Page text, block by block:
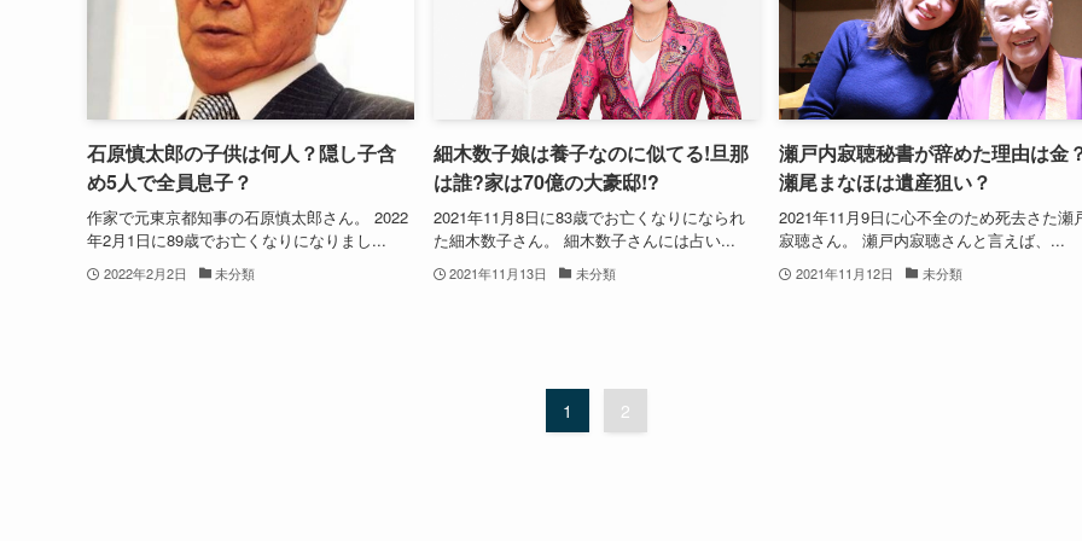
石原慎太郎の子供は何人？隠し子含
め5人で全員息子？
作家で元東京都知事の石原慎太郎さん。 2022
年2月1日に89歳でお亡くなりになりまし...
2022年2月2日 未分類
細木数子娘は養子なのに似てる!旦那
は誰?家は70億の大豪邸!?
2021年11月8日に83歳でお亡くなりになられ
た細木数子さん。 細木数子さんには占い...
2021年11月13日 未分類
瀬戸内寂聴秘書が辞めた理由は金
瀬尾まなほは遺産狙い？
2021年11月9日に心不全のため死去さた瀬
寂聴さん。 瀬戸内寂聴さんと言えば、...
2021年11月12日 未分類
1 2